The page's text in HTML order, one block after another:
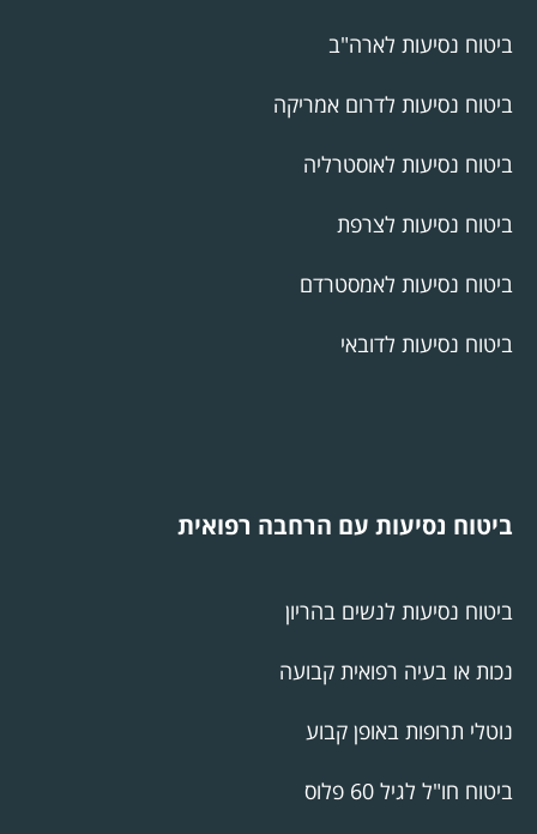
ביטוח נסיעות לארה"ב
ביטוח נסיעות לדרום אמריקה
ביטוח נסיעות לאוסטרליה
ביטוח נסיעות לצרפת
ביטוח נסיעות לאמסטרדם
ביטוח נסיעות לדובאי
ביטוח נסיעות עם הרחבה רפואית
ביטוח נסיעות לנשים בהריון
נכות או בעיה רפואית קבועה
נוטלי תרופות באופן קבוע
ביטוח חו"ל לגיל 60 פלוס